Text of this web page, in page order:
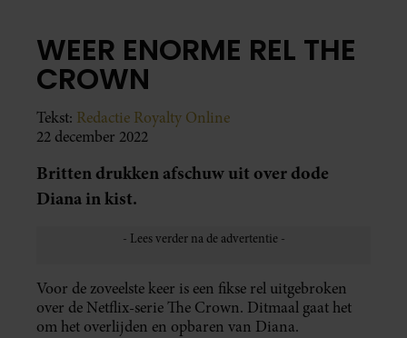
WEER ENORME REL THE
CROWN
Tekst: Redactie Royalty Online
22 december 2022
Britten drukken afschuw uit over dode
Diana in kist.
Voor de zoveelste keer is een fikse rel uitgebroken
over de Netflix-serie The Crown. Ditmaal gaat het
om het overlijden en opbaren van Diana.